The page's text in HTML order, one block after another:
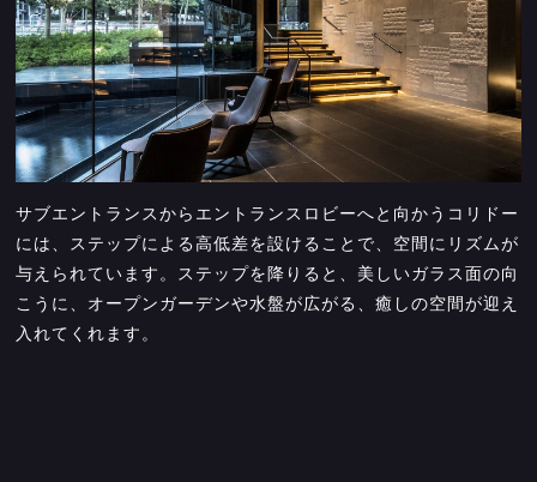
サブエントランスからエントランスロビーへと向かうコリドー
には、ステップによる高低差を設けることで、空間にリズムが
与えられています。ステップを降りると、美しいガラス面の向
こうに、オープンガーデンや水盤が広がる、癒しの空間が迎え
入れてくれます。